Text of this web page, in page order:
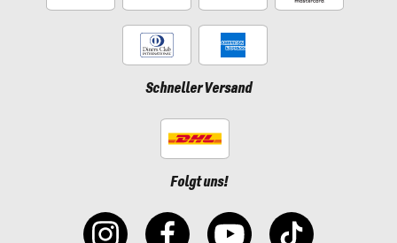
Schneller Versand
Folgt uns!